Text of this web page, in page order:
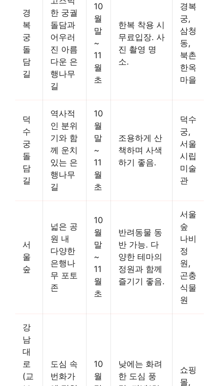
경
복
궁
돌
담
길
한 궁궐
돌담과
어우러
진 아름
다운 은
행나무
길
10
월
말
~
11
월
초
한복 착용 시
무료입장. 사
진 촬영 명
소.
경복
궁,
삼청
동,
북촌
한옥
마을
덕
수
궁
돌
담
길
역사적
인 분위
기와 함
께 운치
있는 은
행나무
길
10
월
말
~
11
월
초
조용하게 산
책하며 사색
하기 좋음.
덕수
궁,
서울
시립
미술
관
서
울
숲
넓은 공
원 내
다양한
은행나
무 포토
존
10
월
말
~
11
월
초
반려동물 동
반 가능. 다
양한 테마의
정원과 함께
즐기기 좋음.
서울
숲
나비
정
원,
곤충
식물
원
강
남
대
로
(교
도심 속
번화가
10
월
낮에는 화려
한 도심 풍
쇼핑
몰,